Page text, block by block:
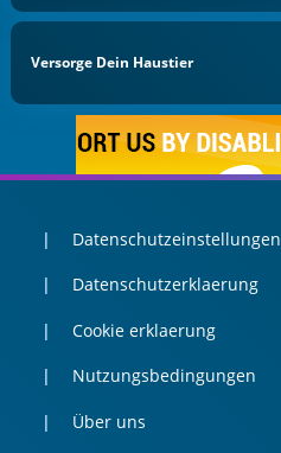
Versorge Dein Haustier
Datenschutzeinstellungen
Datenschutzerklaerung
Cookie erklaerung
Nutzungsbedingungen
Über uns